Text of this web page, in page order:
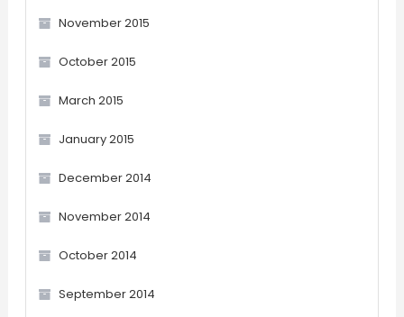
November 2015
October 2015
March 2015
January 2015
December 2014
November 2014
October 2014
September 2014